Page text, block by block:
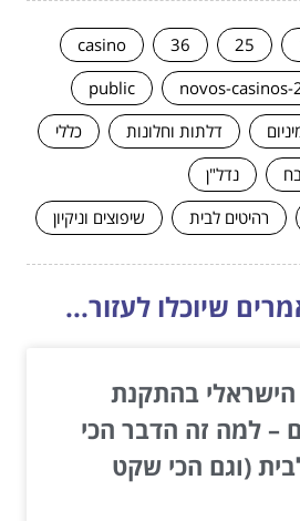
25
36
casino
novos-casinos-
public
דלתות וחלונות
כללי
נדל"ן
רהיטים לבית שיפוצים וניקיון
שיוכלו לעזור...
בהתקנת
– למה זה הדבר הכי
(וגם הכי שקט